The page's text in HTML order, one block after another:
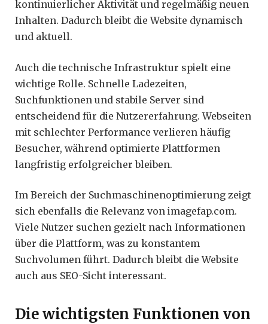
kontinuierlicher Aktivität und regelmäßig neuen
Inhalten. Dadurch bleibt die Website dynamisch
und aktuell.
Auch die technische Infrastruktur spielt eine
wichtige Rolle. Schnelle Ladezeiten,
Suchfunktionen und stabile Server sind
entscheidend für die Nutzererfahrung. Webseiten
mit schlechter Performance verlieren häufig
Besucher, während optimierte Plattformen
langfristig erfolgreicher bleiben.
Im Bereich der Suchmaschinenoptimierung zeigt
sich ebenfalls die Relevanz von imagefap.com.
Viele Nutzer suchen gezielt nach Informationen
über die Plattform, was zu konstantem
Suchvolumen führt. Dadurch bleibt die Website
auch aus SEO-Sicht interessant.
Die wichtigsten Funktionen von